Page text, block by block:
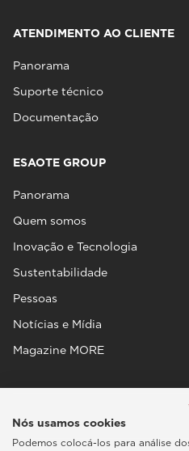
ATENDIMENTO AO CLIENTE
Panorama
Suporte técnico
Documentação
ESAOTE GROUP
Panorama
Quem somos
Inovação e Tecnologia
Sustentabilidade
Pessoas
Notícias e Mídia
Magazine MORE
Nós usamos cookies
Podemos colocá-los para análise